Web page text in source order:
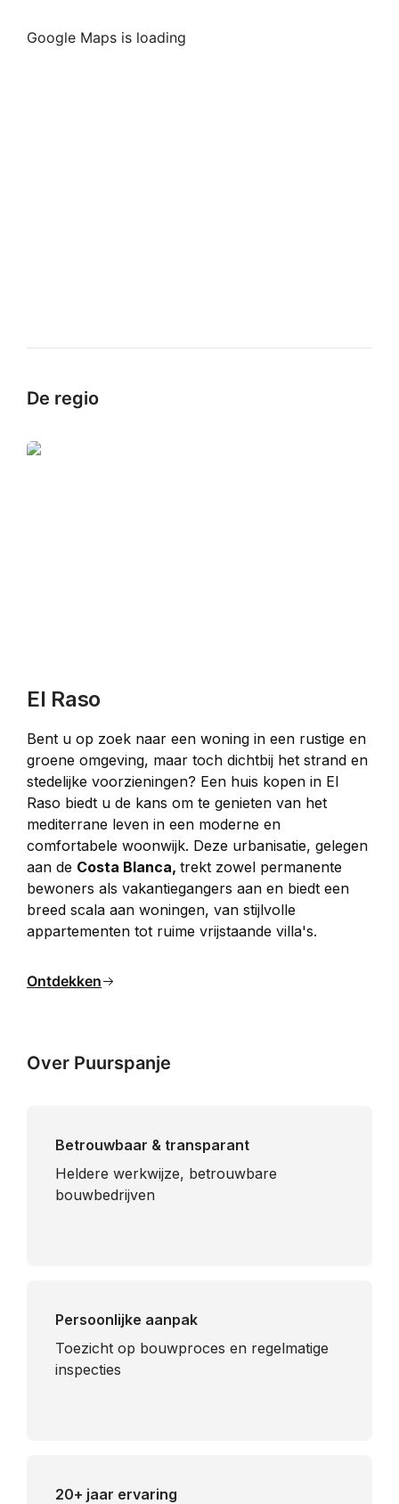
Google Maps is loading
De regio
El Raso
Bent u op zoek naar een woning in een rustige en
groene omgeving, maar toch dichtbij het strand en
stedelijke voorzieningen? Een huis kopen in El
Raso biedt u de kans om te genieten van het
mediterrane leven in een moderne en
comfortabele woonwijk. Deze urbanisatie, gelegen
aan de Costa Blanca, trekt zowel permanente
bewoners als vakantiegangers aan en biedt een
breed scala aan woningen, van stijlvolle
appartementen tot ruime vrijstaande villa's.
Ontdekken
Over Puurspanje
Betrouwbaar & transparant
Heldere werkwijze, betrouwbare
bouwbedrijven
Persoonlijke aanpak
Toezicht op bouwproces en regelmatige
inspecties
20+ jaar ervaring